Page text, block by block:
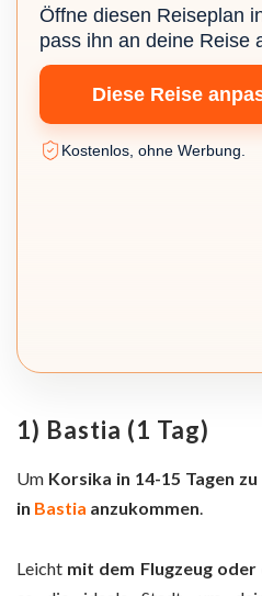
Öffne diesen Reiseplan
pass ihn an deine Reise
Diese Reise
Kostenlos, ohne Werbung.
1) Bastia (1 Tag)
Um Korsika in 14-15 Tagen zu
in Bastia anzukommen.
Leicht mit dem Flugzeug oder